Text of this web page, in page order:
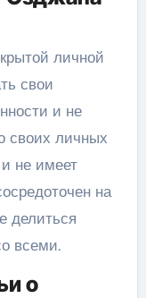
личной
свои
и не
своих личных
не имеет
на
делиться
всеми.
о